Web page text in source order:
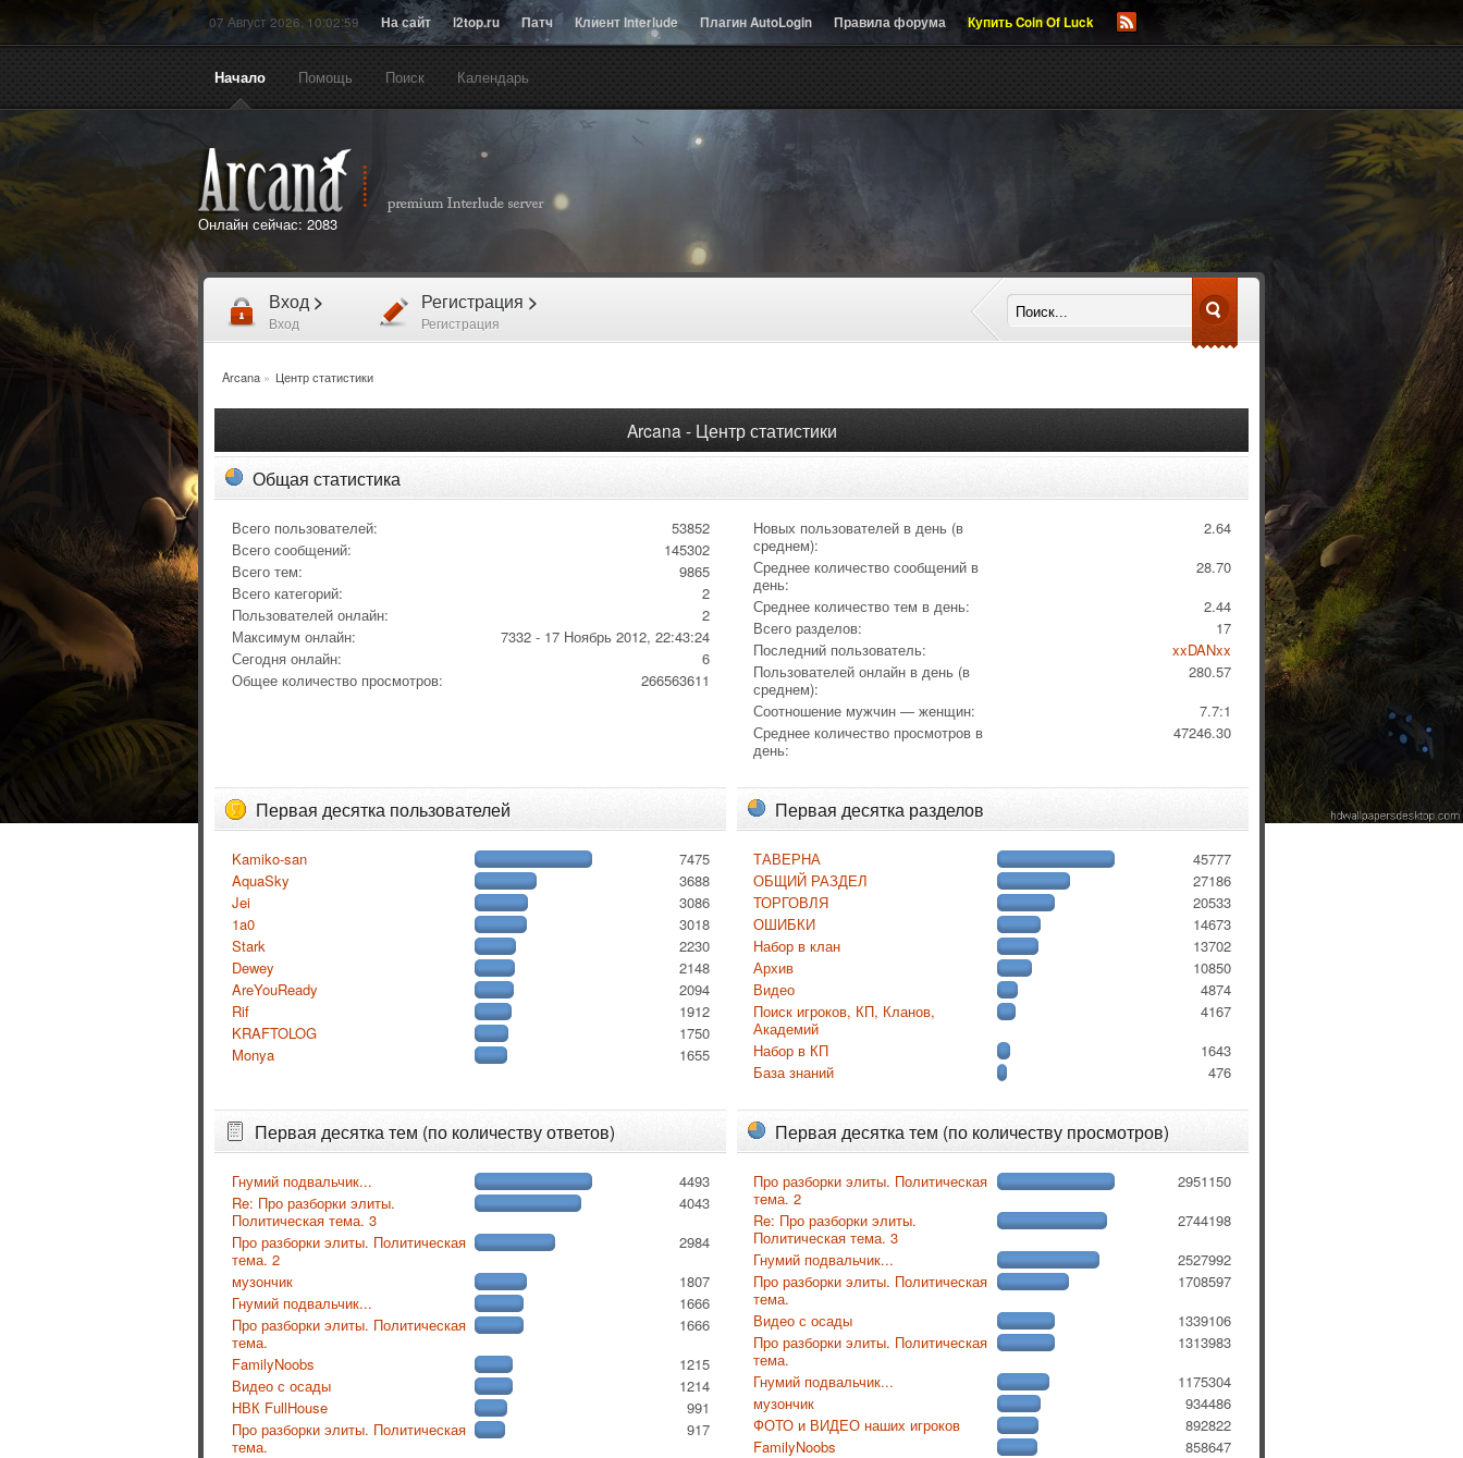
07 Август 2026, 10:02:59 На сайт l2top.ru Патч Клиент Interlude Плагин AutoLogin Правила форума Купить Coin Of Luck
Начало Помощь Поиск Календарь
Онлайн сейчас: 2083
Вход >
Вход
Регистрация >
Регистрация
Arcana» Центр статистики
Arcana - Центр статистики
Общая статистика
Всего пользователей:
53852
Всего сообщений:
145302
Всего тем:
9865
Всего категорий:
2
Пользователей онлайн:
2
Максимум онлайн:
7332 - 17 Ноябрь 2012, 22:43:24
Сегодня онлайн:
6
Общее количество просмотров:
266563611
Новых пользователей в день (в
среднем):
2.64
Среднее количество сообщений в
день:
28.70
Среднее количество тем в день:
2.44
Всего разделов:
17
Последний пользователь:
xxDANxx
Пользователей онлайн в день (в
среднем):
280.57
Соотношение мужчин — женщин:
7.7:1
Среднее количество просмотров в
день:
47246.30
Первая десятка пользователей
Kamiko-san
7475
AquaSky
3688
Jei
3086
1a0
3018
Stark
2230
Dewey
2148
AreYouReady
2094
Rif
1912
KRAFTOLOG
1750
Monya
1655
Первая десятка разделов
ТАВЕРНА
45777
ОБЩИЙ РАЗДЕЛ
27186
ТОРГОВЛЯ
20533
ОШИБКИ
14673
Набор в клан
13702
Архив
10850
Видео
4874
Поиск игроков, КП, Кланов,
Академий
4167
Набор в КП
1643
База знаний
476
Первая десятка тем (по количеству ответов)
Гнумий подвальчик...
4493
Re: Про разборки элиты.
Политическая тема. 3
4043
Про разборки элиты. Политическая
тема. 2
2984
музончик
1807
Гнумий подвальчик...
1666
Про разборки элиты. Политическая
тема.
1666
FamilyNoobs
1215
Видео с осады
1214
НВК FullHouse
991
Про разборки элиты. Политическая
тема.
917
Первая десятка тем (по количеству просмотров)
Про разборки элиты. Политическая
тема. 2
2951150
Re: Про разборки элиты.
Политическая тема. 3
2744198
Гнумий подвальчик...
2527992
Про разборки элиты. Политическая
тема.
1708597
Видео с осады
1339106
Про разборки элиты. Политическая
тема.
1313983
Гнумий подвальчик...
1175304
музончик
934486
ФОТО и ВИДЕО наших игроков
892822
FamilyNoobs
858647